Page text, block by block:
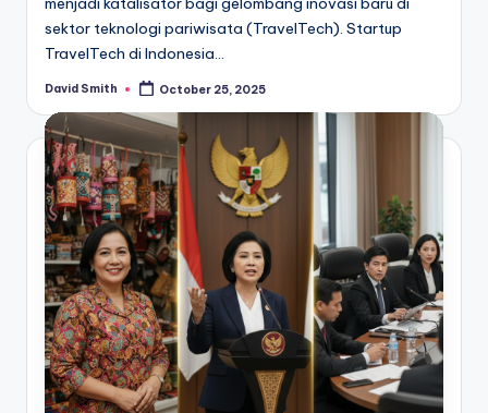
sektor teknologi pariwisata (TravelTech). Startup
TravelTech di Indonesia…
Posted
David Smith October 25, 2025